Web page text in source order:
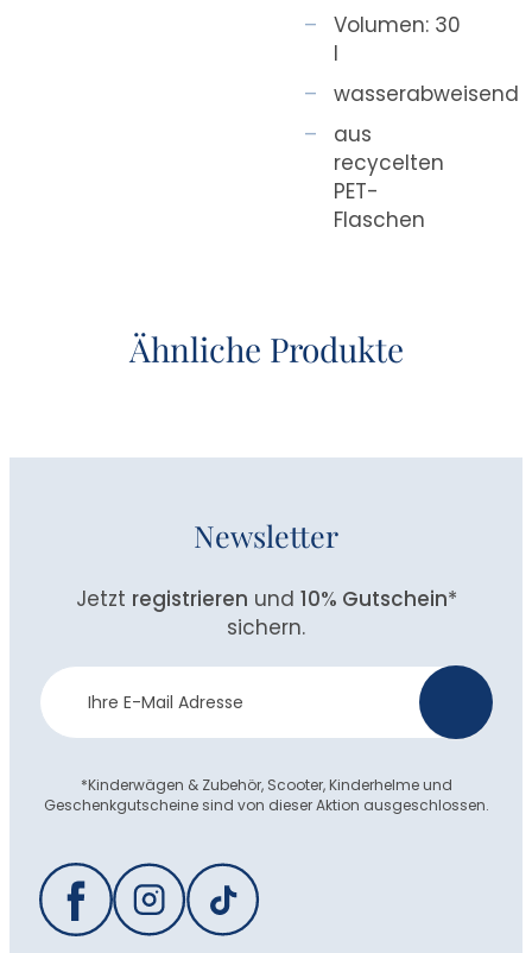
Volumen: 30
l
wasserabweisend
aus
recycelten
PET-
Flaschen
Ähnliche Produkte
Newsletter
Jetzt registrieren und 10% Gutschein*
sichern.
Newsletter
Anmeldung
*Kinderwägen & Zubehör, Scooter, Kinderhelme und
Geschenkgutscheine sind von dieser Aktion ausgeschlossen.